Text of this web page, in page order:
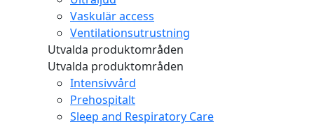
Vaskulär access
Ventilationsutrustning
Utvalda produktområden
Utvalda produktområden
Intensivvård
Prehospitalt
Sleep and Respiratory Care